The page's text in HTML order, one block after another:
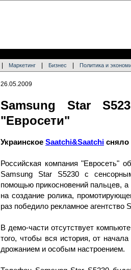
Маркетинг Бизнес Политика и
26.05.2009
Samsung Star
"Евросети"
Украинское Saatchi&Saatchi сняло
Российская компания "Евросеть"
Samsung Star S5230 c
помощью прикосновений пальцев,
на создание ролика,
раз победило рекламное агентство
В демо-части отсутствует
того, чтобы вся история, от
дрожанием и особым настроением.